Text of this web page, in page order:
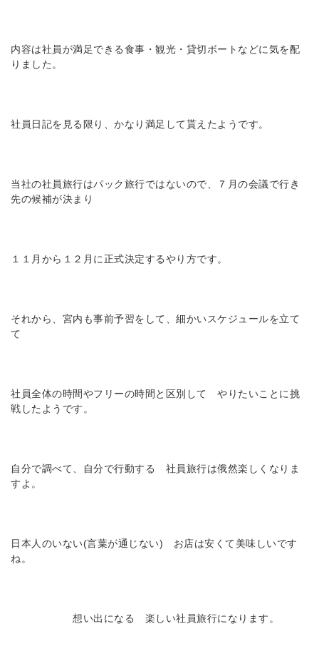
内容は社員が満足できる食事・観光・貸切ボートなどに気を配
りました。
社員日記を見る限り、かなり満足して貰えたようです。
当社の社員旅行はパック旅行ではないので、７月の会議で行き
先の候補が決まり
１１月から１２月に正式決定するやり方です。
それから、宮内も事前予習をして、細かいスケジュールを立て
て
社員全体の時間やフリーの時間と区別して やりたいことに挑
戦したようです。
自分で調べて、自分で行動する 社員旅行は俄然楽しくなりま
すよ。
日本人のいない(言葉が通じない) お店は安くて美味しいです
ね。
想い出になる 楽しい社員旅行になります。